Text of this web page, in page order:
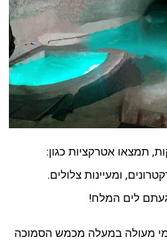
ומעיינות צלולים.
לים המלח!
מעולה במעלה מכמש הסמוכה